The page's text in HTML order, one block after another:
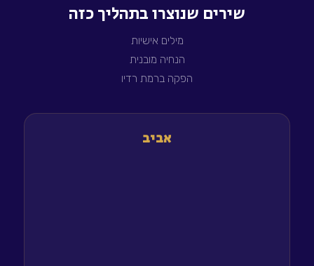
שירים שנוצרו בתהליך כזה
מילים אישיות
הנחיה מובנית
הפקה ברמת רדיו
אביב